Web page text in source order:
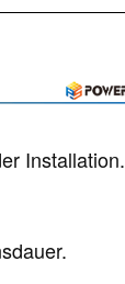
Installation.